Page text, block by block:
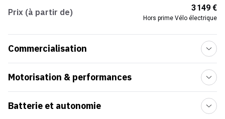
Prix (à partir de) 3 149 €
Hors prime Vélo électrique
Commercialisation
Motorisation & performances
Batterie et autonomie